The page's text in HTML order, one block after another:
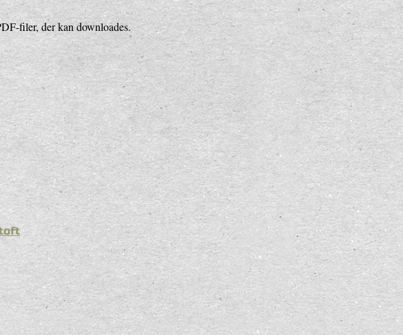
filer, der kan downloades.